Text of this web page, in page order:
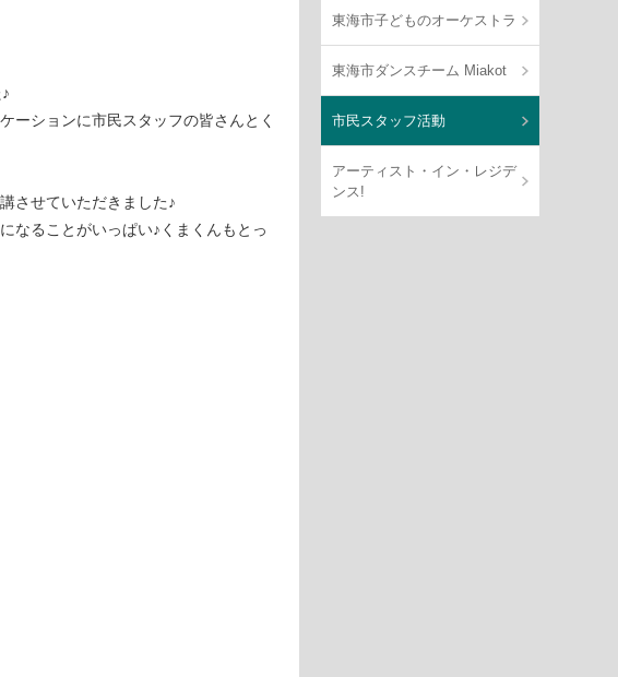
ーションに市民スタッフの皆さんとく
させていただきました♪
なることがいっぱい♪くまくんもとっ
東海市子どものオーケストラ
東海市ダンスチーム Miakot
市民スタッフ活動
アーティスト・イン・レジデ
ンス!